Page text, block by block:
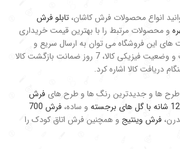
انواع محصولات فرش کاشان، تابلو فرش
و محصولات مرتبط را با بهترین قیمت خریداری
های این فروشگاه می توان به ارسال سریع و
رایگان، تضمین اصالت و وضعیت فیزیکی کالا، 7 روز ضمانت بازگشت کالا
دریافت کالا اشاره کرد.
طرح ها و جدیدترین رنگ ها و طرح های فرش
و ساده،
فرش 700
فرش وینتیج و همچنین فرش اتاق کودک را